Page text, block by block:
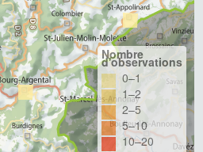
Nombre
d'observations
0–1
1–2
2–5
5–10
10–20